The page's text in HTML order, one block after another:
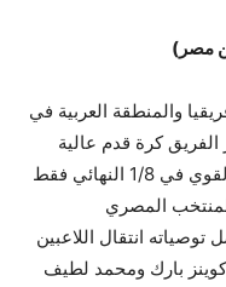
مصر)
والمنطقة العربية في
في عام 1934. أظهر الفريق كرة قدم عالية
المستوى وخسر أمام المنتخب المجري القوي في 1/8 النهائي فقط
المصري
انتقال اللاعبين
بارك ومحمد لطيف